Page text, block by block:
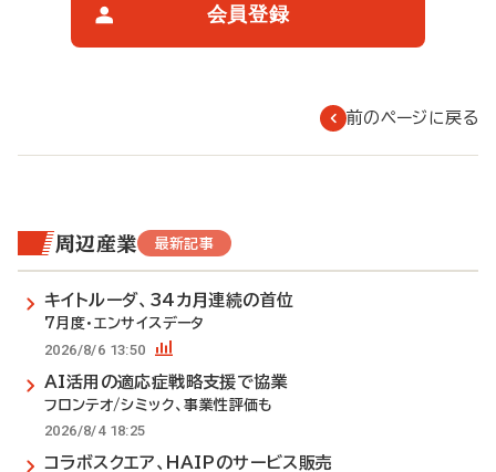
会員登録
前のページに戻る
周辺産業 最新記事
キイトルーダ、34カ月連続の首位
7月度・エンサイスデータ
2026/8/6 13:50
AI活用の適応症戦略支援で協業
フロンテオ/シミック、事業性評価も
2026/8/4 18:25
コラボスクエア、HAIPのサービス販売